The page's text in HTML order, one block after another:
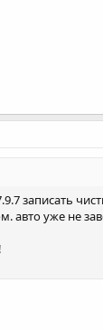
записать
уже не